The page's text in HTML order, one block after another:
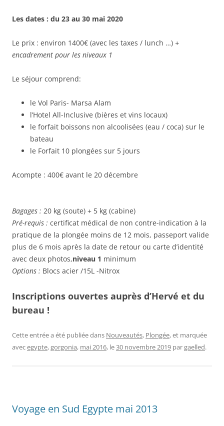
Les dates : du 23 au 30 mai 2020
Le prix : environ 1400€ (avec les taxes / lunch …) +
encadrement pour les niveaux 1
Le séjour comprend:
le Vol Paris- Marsa Alam
l’Hotel All-Inclusive (bières et vins locaux)
le forfait boissons non alcoolisées (eau / coca) sur le
bateau
le Forfait 10 plongées sur 5 jours
Acompte : 400€ avant le 20 décembre
Bagages : 20 kg (soute) + 5 kg (cabine)
Pré-requis : certificat médical de non contre-indication à la
pratique de la plongée moins de 12 mois, passeport valide
plus de 6 mois après la date de retour ou carte d’identité
avec deux photos,niveau 1 minimum
Options : Blocs acier /15L -Nitrox
Inscriptions ouvertes auprès d’Hervé et du
bureau !
Cette entrée a été publiée dans Nouveautés, Plongée, et marquée
avecegypte,gorgonia, mai 2016, le30 novembre 2019 pargaelled.
Voyage en Sud Egypte mai 2013